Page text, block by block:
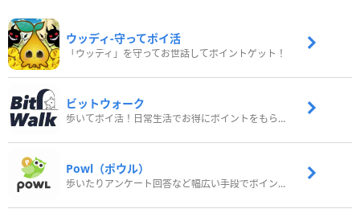
ウッディ‐守ってポイ活
「ウッディ」を守ってお世話してポイントゲット！
ビットウォーク
歩いてポイ活！日常生活でお得にポイントをもらおう
Powl（ポウル）
歩いたりアンケート回答など幅広い手段でポイントをゲット